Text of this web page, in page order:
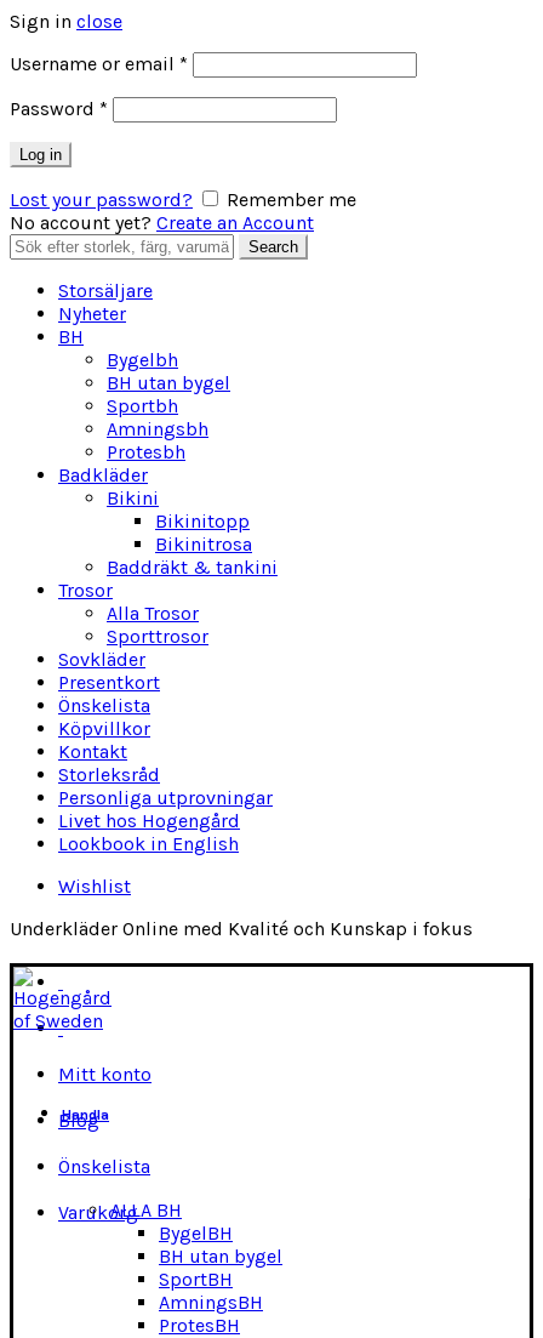
Sign in close
Username or email *
Password *
Log in
Lost your password?
Remember me
No account yet? Create an Account
Search
for:
Search
Storsäljare
Nyheter
BH
Bygelbh
BH utan bygel
Sportbh
Amningsbh
Protesbh
Badkläder
Bikini
Bikinitopp
Bikinitrosa
Baddräkt & tankini
Trosor
Alla Trosor
Sporttrosor
Sovkläder
Presentkort
Önskelista
Köpvillkor
Kontakt
Storleksråd
Personliga utprovningar
Livet hos Hogengård
Lookbook in English
Wishlist
Underkläder Online med Kvalité och Kunskap i fokus
Mitt konto
Blog
Önskelista
Varukorg
Handla
ALLA BH
BygelBH
BH utan bygel
SportBH
AmningsBH
ProtesBH